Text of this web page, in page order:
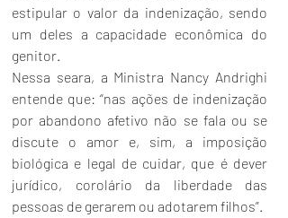
estipular o valor da indenização, sendo
um deles a capacidade econômica do
genitor.
Nessa seara, a Ministra Nancy Andrighi
entende que: “nas ações de indenização
por abandono afetivo não se fala ou se
discute o amor e, sim, a imposição
biológica e legal de cuidar, que é dever
jurídico, corolário da liberdade das
pessoas de gerarem ou adotarem filhos”.